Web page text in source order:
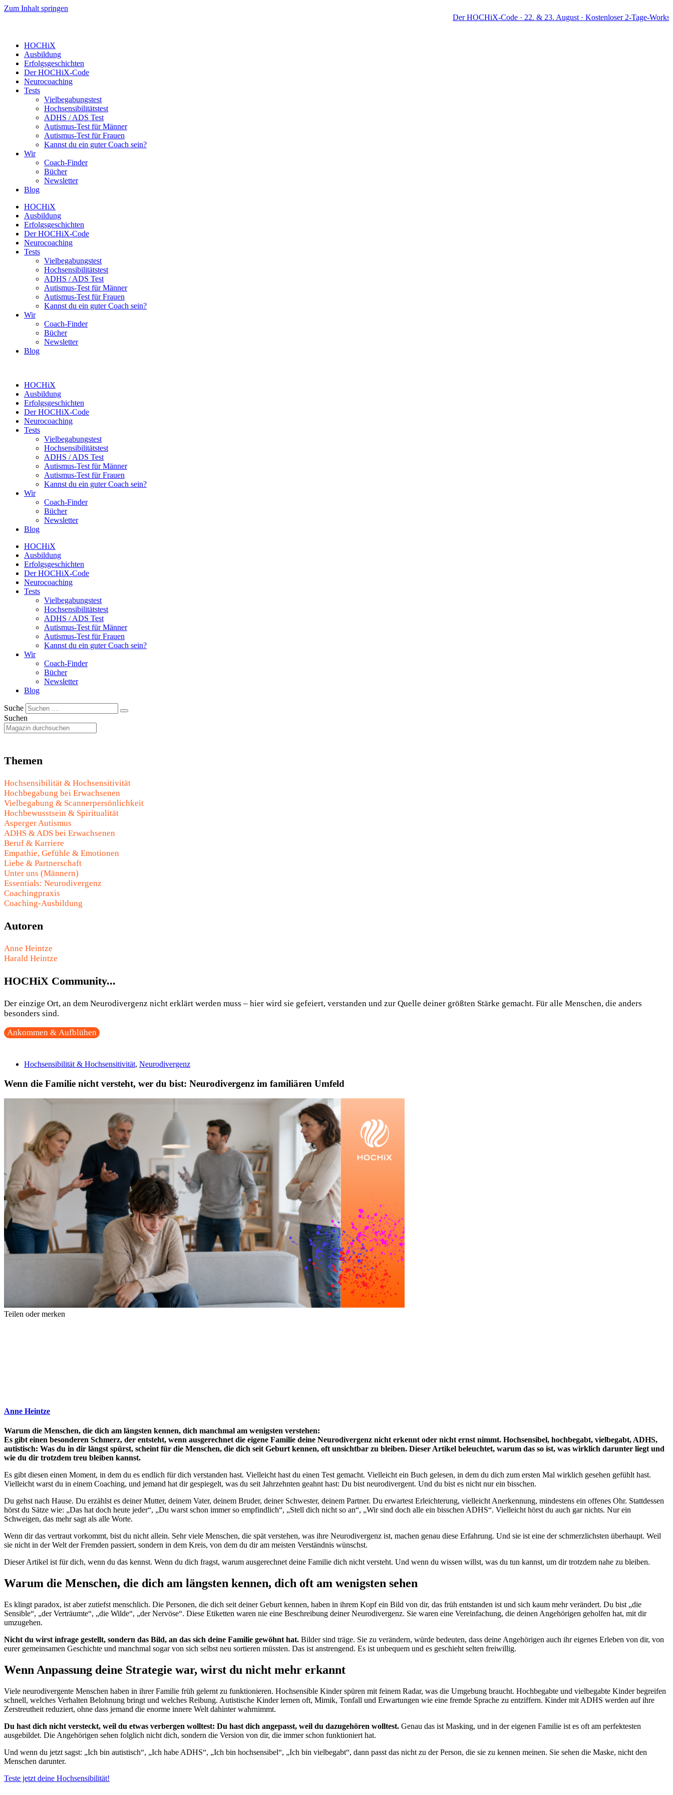
Zum Inhalt springen
Der HOCHiX-Code · 22. & 23. August · Kostenloser 2-Tage-Workshop · Live
HOCHiX
Ausbildung
Erfolgsgeschichten
Der HOCHiX-Code
Neurocoaching
Tests
Vielbegabungstest
Hochsensibilitätstest
ADHS / ADS Test
Autismus-Test für Männer
Autismus-Test für Frauen
Kannst du ein guter Coach sein?
Wir
Coach-Finder
Bücher
Newsletter
Blog
HOCHiX
Ausbildung
Erfolgsgeschichten
Der HOCHiX-Code
Neurocoaching
Tests
Vielbegabungstest
Hochsensibilitätstest
ADHS / ADS Test
Autismus-Test für Männer
Autismus-Test für Frauen
Kannst du ein guter Coach sein?
Wir
Coach-Finder
Bücher
Newsletter
Blog
HOCHiX
Ausbildung
Erfolgsgeschichten
Der HOCHiX-Code
Neurocoaching
Tests
Vielbegabungstest
Hochsensibilitätstest
ADHS / ADS Test
Autismus-Test für Männer
Autismus-Test für Frauen
Kannst du ein guter Coach sein?
Wir
Coach-Finder
Bücher
Newsletter
Blog
HOCHiX
Ausbildung
Erfolgsgeschichten
Der HOCHiX-Code
Neurocoaching
Tests
Vielbegabungstest
Hochsensibilitätstest
ADHS / ADS Test
Autismus-Test für Männer
Autismus-Test für Frauen
Kannst du ein guter Coach sein?
Wir
Coach-Finder
Bücher
Newsletter
Blog
Suche
Suchen
Themen
Hochsensibilität & Hochsensitivität
Hochbegabung bei Erwachsenen
Vielbegabung & Scannerpersönlichkeit
Hochbewusstsein & Spiritualität
Asperger Autismus
ADHS & ADS bei Erwachsenen
Beruf & Karriere
Empathie, Gefühle & Emotionen
Liebe & Partnerschaft
Unter uns (Männern)
Essentials: Neurodivergenz
Coachingpraxis
Coaching-Ausbildung
Autoren
Anne Heintze
Harald Heintze
HOCHiX Community...
Der einzige Ort, an dem Neurodivergenz nicht erklärt werden muss – hier wird sie gefeiert, verstanden und zur Quelle deiner größten Stärke gemacht. Für alle Menschen, die anders
besonders sind.
Ankommen & Aufblühen
Hochsensibilität & Hochsensitivität, Neurodivergenz
Wenn die Familie nicht versteht, wer du bist: Neurodivergenz im familiären Umfeld
Teilen oder merken
Anne Heintze
Warum die Menschen, die dich am längsten kennen, dich manchmal am wenigsten verstehen:
Es gibt einen besonderen Schmerz, der entsteht, wenn ausgerechnet die eigene Familie deine Neurodivergenz nicht erkennt oder nicht ernst nimmt. Hochsensibel, hochbegabt, vielbegabt, ADHS,
autistisch: Was du in dir längst spürst, scheint für die Menschen, die dich seit Geburt kennen, oft unsichtbar zu bleiben. Dieser Artikel beleuchtet, warum das so ist, was wirklich darunter liegt und
wie du dir trotzdem treu bleiben kannst.
Es gibt diesen einen Moment, in dem du es endlich für dich verstanden hast. Vielleicht hast du einen Test gemacht. Vielleicht ein Buch gelesen, in dem du dich zum ersten Mal wirklich gesehen gefühlt hast.
Vielleicht warst du in einem Coaching, und jemand hat dir gespiegelt, was du seit Jahrzehnten geahnt hast: Du bist neurodivergent. Und du bist es nicht nur ein bisschen.
Du gehst nach Hause. Du erzählst es deiner Mutter, deinem Vater, deinem Bruder, deiner Schwester, deinem Partner. Du erwartest Erleichterung, vielleicht Anerkennung, mindestens ein offenes Ohr. Stattdessen
hörst du Sätze wie: „Das hat doch heute jeder“, „Du warst schon immer so empfindlich“, „Stell dich nicht so an“, „Wir sind doch alle ein bisschen ADHS“. Vielleicht hörst du auch gar nichts. Nur ein
Schweigen, das mehr sagt als alle Worte.
Wenn dir das vertraut vorkommt, bist du nicht allein. Sehr viele Menschen, die spät verstehen, was ihre Neurodivergenz ist, machen genau diese Erfahrung. Und sie ist eine der schmerzlichsten überhaupt. Weil
sie nicht in der Welt der Fremden passiert, sondern in dem Kreis, von dem du dir am meisten Verständnis wünschst.
Dieser Artikel ist für dich, wenn du das kennst. Wenn du dich fragst, warum ausgerechnet deine Familie dich nicht versteht. Und wenn du wissen willst, was du tun kannst, um dir trotzdem nahe zu bleiben.
Warum die Menschen, die dich am längsten kennen, dich oft am wenigsten sehen
Es klingt paradox, ist aber zutiefst menschlich. Die Personen, die dich seit deiner Geburt kennen, haben in ihrem Kopf ein Bild von dir, das früh entstanden ist und sich kaum mehr verändert. Du bist „die
Sensible“, „der Verträumte“, „die Wilde“, „der Nervöse“. Diese Etiketten waren nie eine Beschreibung deiner Neurodivergenz. Sie waren eine Vereinfachung, die deinen Angehörigen geholfen hat, mit dir
umzugehen.
Nicht du wirst infrage gestellt, sondern das Bild, an das sich deine Familie gewöhnt hat. Bilder sind träge. Sie zu verändern, würde bedeuten, dass deine Angehörigen auch ihr eigenes Erleben von dir, von
eurer gemeinsamen Geschichte und manchmal sogar von sich selbst neu sortieren müssten. Das ist anstrengend. Es ist unbequem und es geschieht selten freiwillig.
Wenn Anpassung deine Strategie war, wirst du nicht mehr erkannt
Viele neurodivergente Menschen haben in ihrer Familie früh gelernt zu funktionieren. Hochsensible Kinder spüren mit feinem Radar, was die Umgebung braucht. Hochbegabte und vielbegabte Kinder begreifen
schnell, welches Verhalten Belohnung bringt und welches Reibung. Autistische Kinder lernen oft, Mimik, Tonfall und Erwartungen wie eine fremde Sprache zu entziffern. Kinder mit ADHS werden auf ihre
Zerstreutheit reduziert, ohne dass jemand die enorme innere Welt dahinter wahrnimmt.
Du hast dich nicht versteckt, weil du etwas verbergen wolltest: Du hast dich angepasst, weil du dazugehören wolltest. Genau das ist Masking, und in der eigenen Familie ist es oft am perfektesten
ausgebildet. Die Angehörigen sehen folglich nicht dich, sondern die Version von dir, die immer schon funktioniert hat.
Und wenn du jetzt sagst: „Ich bin autistisch“, „Ich habe ADHS“, „Ich bin hochsensibel“, „Ich bin vielbegabt“, dann passt das nicht zu der Person, die sie zu kennen meinen. Sie sehen die Maske, nicht den
Menschen darunter.
Teste jetzt deine Hochsensibilität!